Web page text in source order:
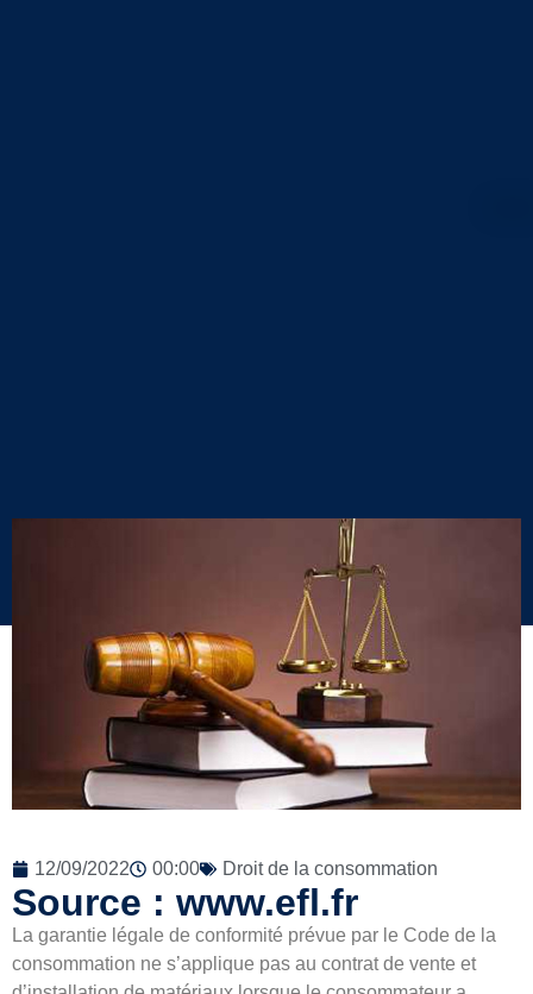
12/09/2022 00:00 Droit de la consommation
Source : www.efl.fr
La garantie légale de conformité prévue par le Code de la
consommation ne s’applique pas au contrat de vente et